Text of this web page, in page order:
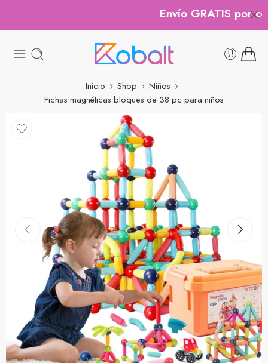
Envío GRATIS por
Inicio Shop
Niños
Fichas magnéticas bloques de 38 pc para niños